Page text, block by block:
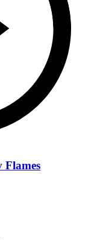
Flames